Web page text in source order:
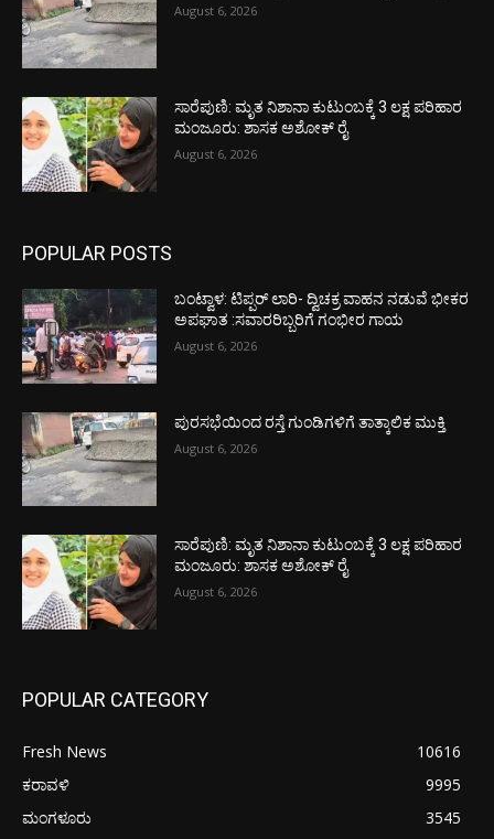
August 6, 2026
ಸಾರೆಪುಣಿ: ಮೃತ ನಿಶಾನಾ ಕುಟುಂಬಕ್ಕೆ 3 ಲಕ್ಷ ಪರಿಹಾರ
ಮಂಜೂರು: ಶಾಸಕ ಅಶೋಕ್ ರೈ
August 6, 2026
POPULAR POSTS
ಬಂಟ್ವಾಳ: ಟಿಪ್ಪರ್ ಲಾರಿ- ದ್ವಿಚಕ್ರ ವಾಹನ ನಡುವೆ ಭೀಕರ
ಅಪಘಾತ :ಸವಾರರಿಬ್ಬರಿಗೆ ಗಂಭೀರ ಗಾಯ
August 6, 2026
ಪುರಸಭೆಯಿಂದ ರಸ್ತೆ ಗುಂಡಿಗಳಿಗೆ ತಾತ್ಕಾಲಿಕ ಮುಕ್ತಿ
August 6, 2026
ಸಾರೆಪುಣಿ: ಮೃತ ನಿಶಾನಾ ಕುಟುಂಬಕ್ಕೆ 3 ಲಕ್ಷ ಪರಿಹಾರ
ಮಂಜೂರು: ಶಾಸಕ ಅಶೋಕ್ ರೈ
August 6, 2026
POPULAR CATEGORY
Fresh News
10616
ಕರಾವಳಿ
9995
ಮಂಗಳೂರು
3545